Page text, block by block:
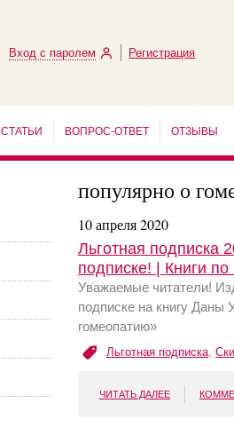
Вход с паролем Регистрация
СТАТЬИ ВОПРОС-ОТВЕТ ОТЗЫВЫ
популярно о
10 апреля 2020
Льготная подписка
подписке! | Книги по
Уважаемые читатели!
подписке на книгу Даны
гомеопатию»
Льготная подписка,
ЧИТАТЬ ДАЛЕЕ